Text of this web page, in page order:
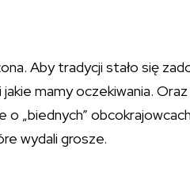
Aby tradycji stało się
jakie mamy oczekiwania.
„biednych”
wydali grosze.